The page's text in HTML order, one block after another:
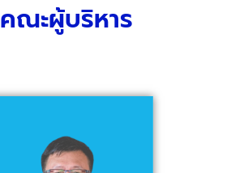
คณะผู้บริหาร